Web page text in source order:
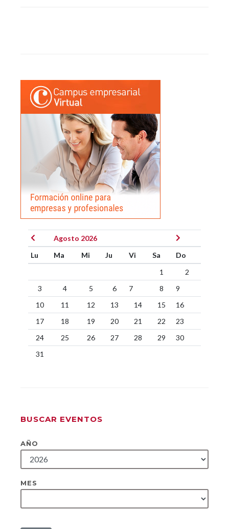
Agosto 2026
Lu
Ma Mi Ju Vi Sa
Do
1
2
3
4 5 6 7 8
9
10
11 12 13 14 15
16
17
18 19 20 21 22
23
24
25 26 27 28 29
30
31
BUSCAR EVENTOS
AÑO
MES